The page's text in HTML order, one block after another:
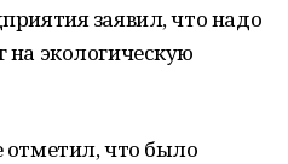
заявил, что надо
экологическую
отметил, что было